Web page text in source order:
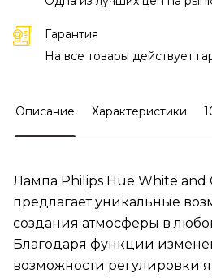
Гарантия
На все товары действует
Описание Характеристики
Лампа Philips Hue White and
предлагает уникальные
создания атмосферы в
Благодаря функции
возможности регулировки